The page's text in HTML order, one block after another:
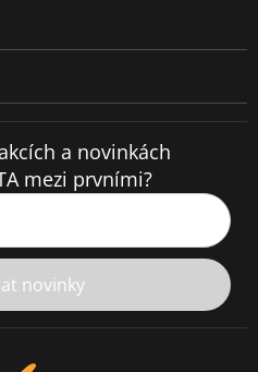
a novinkách
mezi prvními?
novinky